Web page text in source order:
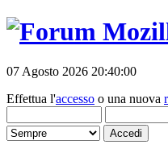
07 Agosto 2026 20:40:00
Effettua l'accesso o una nuova